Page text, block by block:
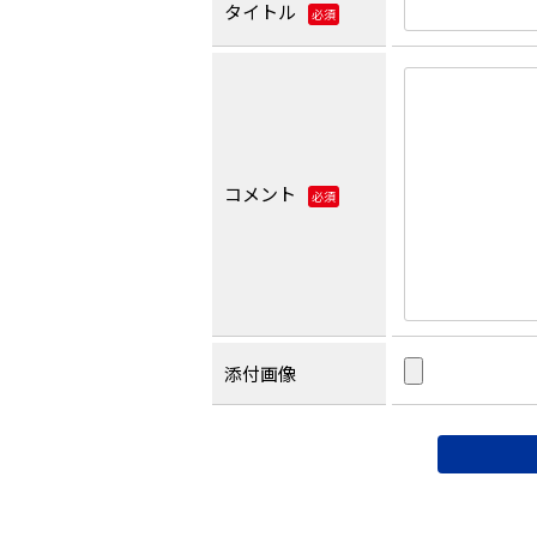
タイトル 必須
コメント 必須
添付画像